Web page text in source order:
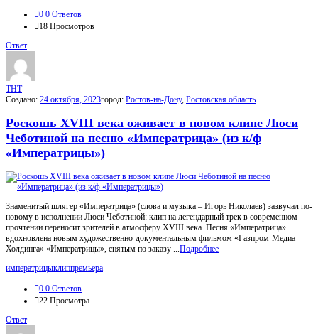
0 0 Ответов
18 Просмотров
Ответ
THT
Создано: 24 октября, 2023город: Ростов-на-Дону, Ростовская область
Роскошь XVIII века оживает в новом клипе Люси
Чеботиной на песню «Императрица» (из к/ф
«Императрицы»)
Знаменитый шлягер «Императрица» (слова и музыка – Игорь Николаев) зазвучал по-
новому в исполнении Люси Чеботиной: клип на легендарный трек в современном
прочтении переносит зрителей в атмосферу XVIII века. Песня «Императрица»
вдохновлена новым художественно-документальным фильмом «Газпром-Медиа
Холдинга» «Императрицы», снятым по заказу ...Подробнее
императрицыклиппремьера
0 0 Ответов
22 Просмотра
Ответ